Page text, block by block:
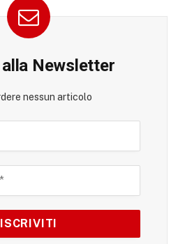
Newsletter
nessun articolo